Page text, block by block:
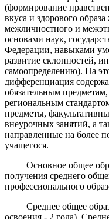
(формирование
вкуса и здорового
межличностного и
основами наук,
Федерации, навыками
развитие склонностей,
самоопределению). На
дифференциация
обязательным
региональным
предметы,
внеурочных занятий, а
направленные на более
учащегося.
Основное общее
получения среднего
профессионального
Среднее общее
освоения - 2 года).